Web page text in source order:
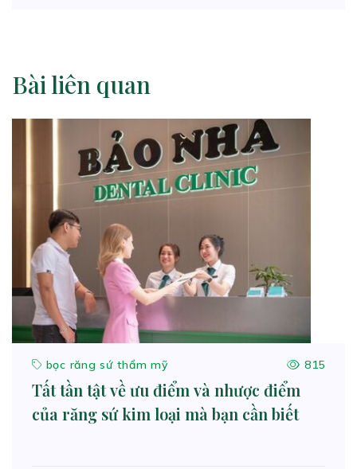
Bài liên quan
bọc răng sứ thẩm mỹ 815
Tất tần tật về ưu điểm và nhược điểm
của răng sứ kim loại mà bạn cần biết